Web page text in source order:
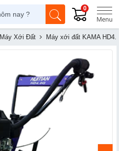
0
Máy Xới Đất Máy xới đất KAMA